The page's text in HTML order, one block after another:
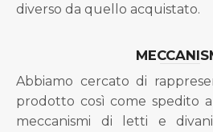
diverso da quello acquistato.
Abbiamo cercato di
prodotto così come spedito
meccanismi di letti e